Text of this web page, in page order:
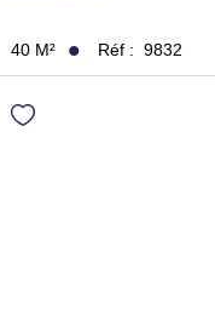
40 M² Réf : 9832